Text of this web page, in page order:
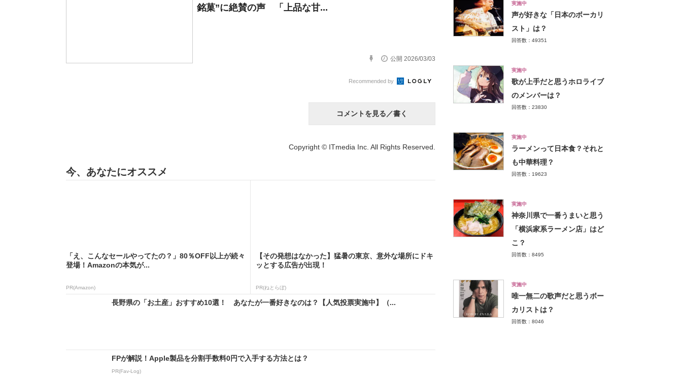
銘菓”に絶賛の声 「上品な甘...
公開 2026/03/03
Recommended by
コメントを見る／書く
Copyright © ITmedia Inc. All Rights Reserved.
今、あなたにオススメ
「え、こんなセールやってたの？」80％OFF以上が続々
登場！Amazonの本気が...
PR(Amazon)
【その発想はなかった】猛暑の東京、意外な場所にドキ
ッとする広告が出現！
PR(ねとらぼ)
長野県の「お土産」おすすめ10選！ あなたが一番好きなのは？【人気投票実施中】（...
FPが解説！Apple製品を分割手数料0円で入手する方法とは？
PR(Fav-Log)
実施中
声が好きな「日本のボーカリ
スト」は？
回答数：49351
実施中
歌が上手だと思うホロライブ
のメンバーは？
回答数：23830
実施中
ラーメンって日本食？それと
も中華料理？
回答数：19623
実施中
神奈川県で一番うまいと思う
「横浜家系ラーメン店」はど
こ？
回答数：8495
実施中
唯一無二の歌声だと思うボー
カリストは？
回答数：8046